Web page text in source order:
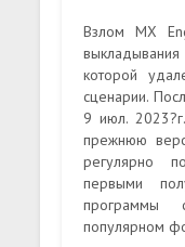
Взлом MX
которой
сценарии.
9 июл.
прежнюю
регулярно
первыми
программы
популярном